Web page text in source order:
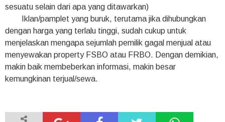
sesuatu selain dari apa yang ditawarkan)
Iklan/pamplet yang buruk, terutama jika dihubungkan
dengan harga yang terlalu tinggi, sudah cukup untuk
menjelaskan mengapa sejumlah pemilik gagal menjual atau
menyewakan property FSBO atau FRBO. Dengan demikian,
makin baik membeberkan informasi, makin besar
kemungkinan terjual/sewa.